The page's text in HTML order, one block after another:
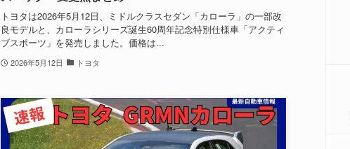
トヨタは2026年5月12日、ミドルクラスセダン「カローラ」の一部改
良モデルと、カローラシリーズ誕生60周年記念特別仕様車「アクティ
ブスポーツ」を発売しました。価格は...
2026年5月12日 トヨタ